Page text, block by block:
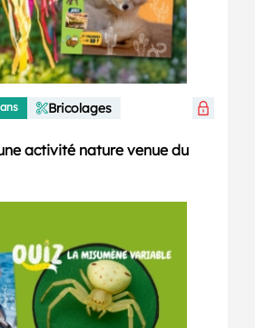
Bricolages
activité nature venue du